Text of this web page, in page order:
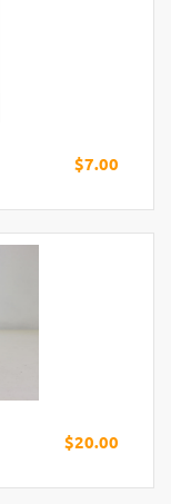
$7.00
$20.00